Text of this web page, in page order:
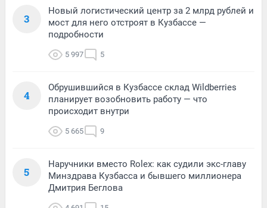
3
Новый логистический центр за 2 млрд рублей и
мост для него отстроят в Кузбассе —
подробности
5 997 5
4
Обрушившийся в Кузбассе склад Wildberries
планирует возобновить работу — что
происходит внутри
5 665 9
5
Наручники вместо Rolex: как судили экс-главу
Минздрава Кузбасса и бывшего миллионера
Дмитрия Беглова